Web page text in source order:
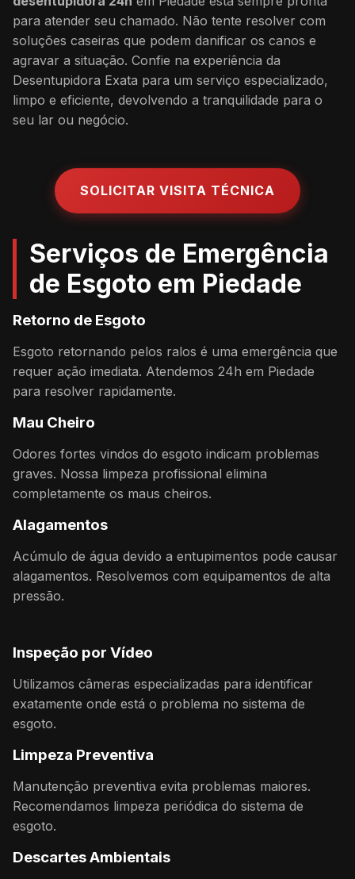
para atender seu chamado. Não tente resolver com
soluções caseiras que podem danificar os canos e
agravar a situação. Confie na experiência da
Desentupidora Exata para um serviço especializado,
limpo e eficiente, devolvendo a tranquilidade para o
seu lar ou negócio.
SOLICITAR VISITA TÉCNICA
Serviços de Emergência
de Esgoto em Piedade
Retorno de Esgoto
Esgoto retornando pelos ralos é uma emergência que
requer ação imediata. Atendemos 24h em Piedade
para resolver rapidamente.
Mau Cheiro
Odores fortes vindos do esgoto indicam problemas
graves. Nossa limpeza profissional elimina
completamente os maus cheiros.
Alagamentos
Acúmulo de água devido a entupimentos pode causar
alagamentos. Resolvemos com equipamentos de alta
pressão.
Inspeção por Vídeo
Utilizamos câmeras especializadas para identificar
exatamente onde está o problema no sistema de
esgoto.
Limpeza Preventiva
Manutenção preventiva evita problemas maiores.
Recomendamos limpeza periódica do sistema de
esgoto.
Descartes Ambientais